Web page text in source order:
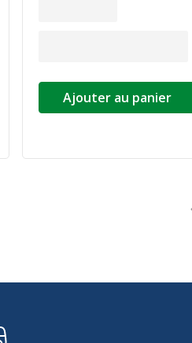
Ajouter au panier